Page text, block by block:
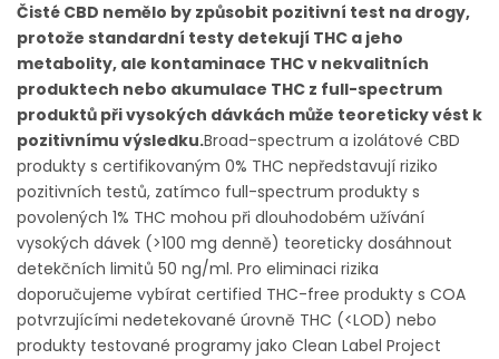
Čisté CBD nemělo by způsobit pozitivní test na drogy,
protože standardní testy detekují THC a jeho
metabolity, ale kontaminace THC v nekvalitních
produktech nebo akumulace THC z full-spectrum
produktů při vysokých dávkách může teoreticky vést k
pozitivnímu výsledku.Broad-spectrum a izolátové CBD
produkty s certifikovaným 0% THC nepředstavují riziko
pozitivních testů, zatímco full-spectrum produkty s
povolených 1% THC mohou při dlouhodobém užívání
vysokých dávek (>100 mg denně) teoreticky dosáhnout
detekčních limitů 50 ng/ml. Pro eliminaci rizika
doporučujeme vybírat certified THC-free produkty s COA
potvrzujícími nedetekované úrovně THC (<LOD) nebo
produkty testované programy jako Clean Label Project